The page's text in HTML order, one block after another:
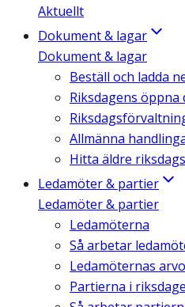
Aktuellt
Dokument & lagar
Dokument & lagar
Beställ och ladda
Riksdagens öppna
Allmänna
Hitta äldre
Ledamöter & partier
Ledamöter & partier
Ledamöterna
Så arbetar
Ledamöternas
Partierna i